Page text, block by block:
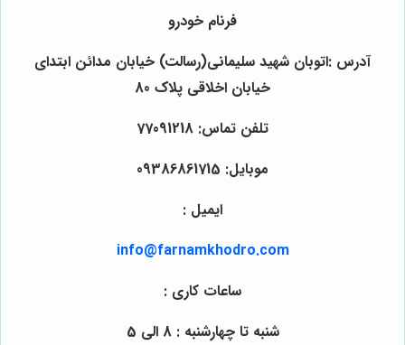
فرنام خودرو
آدرس :اتوبان شهید سلیمانی(رسالت) خیابان مدائن ابتدای
خیابان اخلاقی پلاک 80
تلفن تماس: 77091218
موبایل: 09386861715
ایمیل :
info@farnamkhodro.com
ساعات کاری :
شنبه تا چهارشنبه : 8 الی 5